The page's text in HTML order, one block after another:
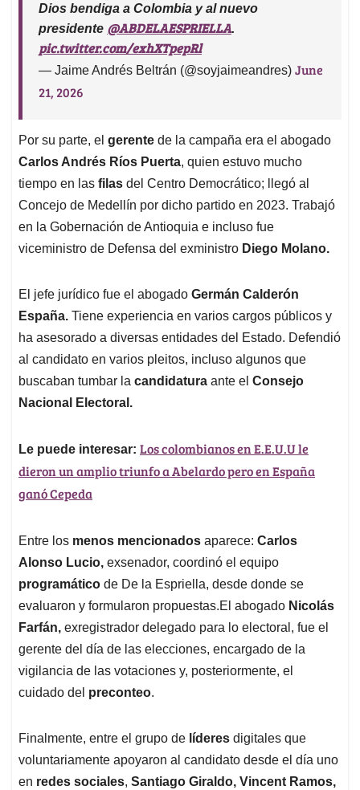
Dios bendiga a Colombia y al nuevo
presidente @ABDELAESPRIELLA.
pic.twitter.com/exhXTpepRl
— Jaime Andrés Beltrán (@soyjaimeandres) June
21, 2026
Por su parte, el gerente de la campaña era el abogado
Carlos Andrés Ríos Puerta, quien estuvo mucho
tiempo en las filas del Centro Democrático; llegó al
Concejo de Medellín por dicho partido en 2023. Trabajó
en la Gobernación de Antioquia e incluso fue
viceministro de Defensa del exministro Diego Molano.
El jefe jurídico fue el abogado Germán Calderón
España. Tiene experiencia en varios cargos públicos y
ha asesorado a diversas entidades del Estado. Defendió
al candidato en varios pleitos, incluso algunos que
buscaban tumbar la candidatura ante el Consejo
Nacional Electoral.
Le puede interesar: Los colombianos en E.E.U.U le
dieron un amplio triunfo a Abelardo pero en España
ganó Cepeda
Entre los menos mencionados aparece: Carlos
Alonso Lucio, exsenador, coordinó el equipo
programático de De la Espriella, desde donde se
evaluaron y formularon propuestas.El abogado Nicolás
Farfán, exregistrador delegado para lo electoral, fue el
gerente del día de las elecciones, encargado de la
vigilancia de las votaciones y, posteriormente, el
cuidado del preconteo.
Finalmente, entre el grupo de líderes digitales que
voluntariamente apoyaron al candidato desde el día uno
en redes sociales, Santiago Giraldo, Vincent Ramos,